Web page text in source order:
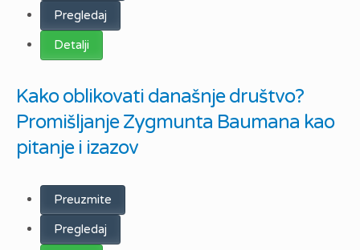
Pregledaj
Detalji
Kako oblikovati današnje društvo?
Promišljanje Zygmunta Baumana kao
pitanje i izazov
Preuzmite
Pregledaj